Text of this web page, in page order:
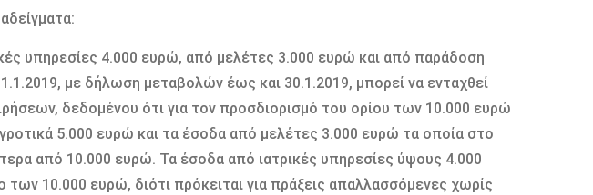
υπηρεσίες 4.000 ευρώ, από μελέτες 3.000 ευρώ και από παράδοση
με δήλωση μεταβολών έως και 30.1.2019, μπορεί να ενταχθεί
δεδομένου ότι για τον προσδιορισμό του ορίου των 10.000 ευρώ
5.000 ευρώ και τα έσοδα από μελέτες 3.000 ευρώ τα οποία στο
από 10.000 ευρώ. Τα έσοδα από ιατρικές υπηρεσίες ύψους 4.000
10.000 ευρώ, διότι πρόκειται για πράξεις απαλλασσόμενες χωρίς